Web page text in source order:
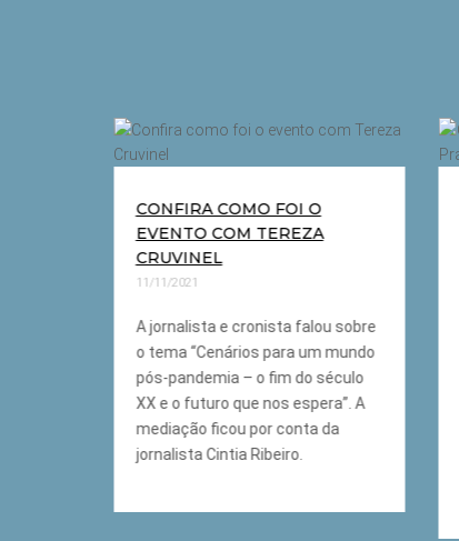
CONFIRA COMO FOI O
EVENTO COM TEREZA
CRUVINEL
11/11/2021
A jornalista e cronista falou sobre
o tema “Cenários para um mundo
pós-pandemia – o fim do século
XX e o futuro que nos espera”. A
mediação ficou por conta da
jornalista Cintia Ribeiro.